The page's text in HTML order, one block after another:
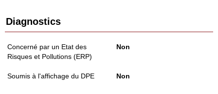
Diagnostics
Concerné par un Etat des
Risques et Pollutions (ERP)
Non
Soumis à l'affichage du DPE Non